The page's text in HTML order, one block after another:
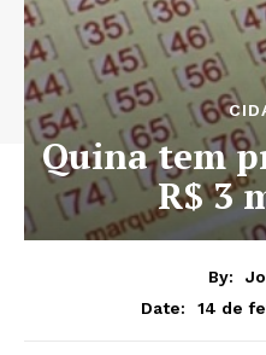
Quina tem
R$ 3
By:
Date:
14 de